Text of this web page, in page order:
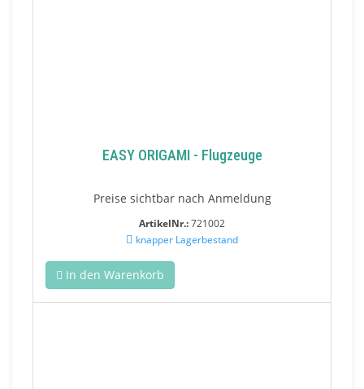
EASY ORIGAMI - Flugzeuge
Preise sichtbar nach Anmeldung
ArtikelNr.:721002
knapper Lagerbestand
In den Warenkorb